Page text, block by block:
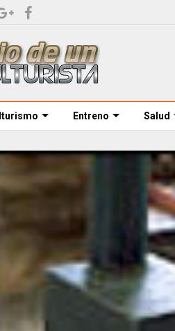
Entreno Salud